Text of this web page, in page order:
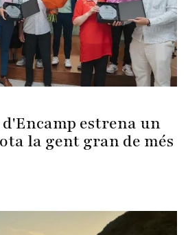
estrena un
la gent gran de més